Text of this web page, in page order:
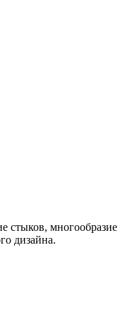
стыков, многообразие
дизайна.